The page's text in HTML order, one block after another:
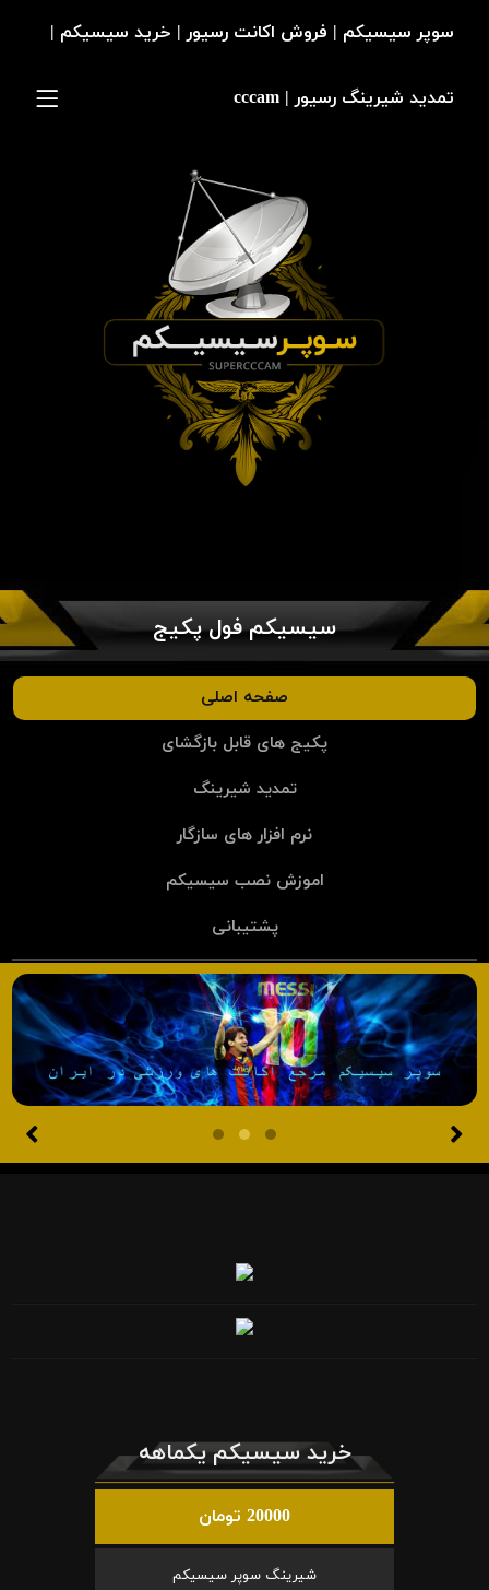
سیسیکم فول پکیج
صفحه اصلی
پکیج های قابل بازگشای
تمدید شیرینگ
نرم افزار های سازگار
اموزش نصب سیسیکم
پشتیبانی
خرید سیسیکم یکماهه
20000 تومان
شیرینگ سوپر سیسیکم
سوپر سیسیکم | فروش اکانت رسیور | خرید سیسیکم |
تمدید شیرینگ رسیور | cccam